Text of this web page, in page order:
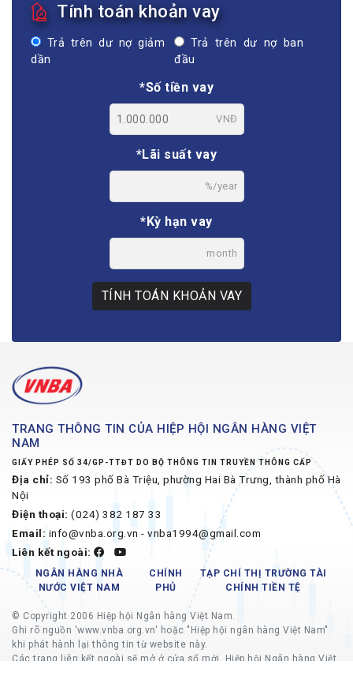
Tính toán khoản vay
Trả trên dư nợ giảm
dần
Trả trên dư nợ ban
đầu
*Số tiền vay
VNĐ
*Lãi suất vay
%/year
*Kỳ hạn vay
month
TÍNH TOÁN KHOẢN VAY
TRANG THÔNG TIN CỦA HIỆP HỘI NGÂN HÀNG VIỆT
NAM
GIẤY PHÉP SỐ 34/GP-TTĐT DO BỘ THÔNG TIN TRUYỀN THÔNG CẤP
Địa chỉ: Số 193 phố Bà Triệu, phường Hai Bà Trưng, thành phố Hà
Nội
Điện thoại: (024) 382 187 33
Email: info@vnba.org.vn - vnba1994@gmail.com
Liên kết ngoài:
NGÂN HÀNG NHÀ
NƯỚC VIỆT NAM
CHÍNH
PHỦ
TẠP CHÍ THỊ TRƯỜNG TÀI
CHÍNH TIỀN TỆ
© Copyright 2006 Hiệp hội Ngân hàng Việt Nam.
Ghi rõ nguồn 'www.vnba.org.vn' hoặc "Hiệp hội ngân hàng Việt Nam"
khi phát hành lại thông tin từ website này.
Các trang liên kết ngoài sẽ mở ở cửa sổ mới, Hiệp hội Ngân hàng Việt